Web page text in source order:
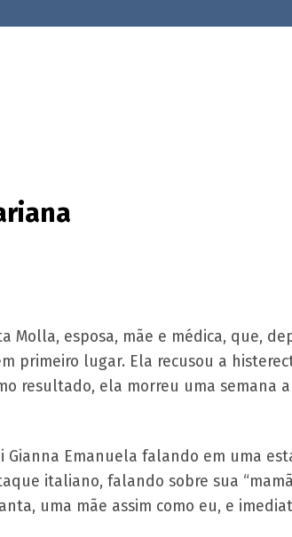
esposa, mãe e médica, que,
primeiro lugar. Ela recusou a
resultado, ela morreu uma semana
Emanuela falando em uma
italiano, falando sobre sua
uma mãe assim como eu, e